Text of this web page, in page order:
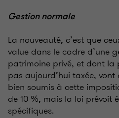
Gestion normale
La nouveauté, c’est que
value dans le cadre d’une
patrimoine privé, et dont la
pas aujourd’hui taxée,
bien soumis à cette
de 10 %, mais la loi prévoit
spécifiques.